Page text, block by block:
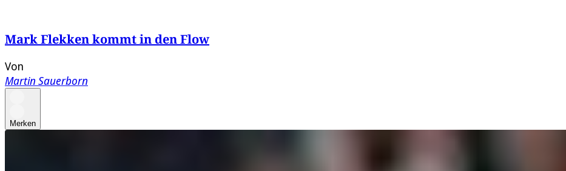
Mark Flekken kommt in den Flow
Von
Martin Sauerborn
Merken